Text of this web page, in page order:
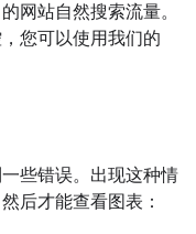
网站自然搜索流量。
您可以使用我们的
些错误。出现这种情
后才能查看图表：